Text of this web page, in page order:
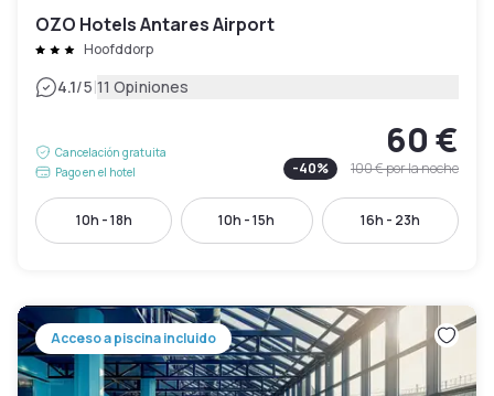
OZO Hotels Antares Airport
Hoofddorp
4.1/5|11 Opiniones
Cancelación gratuita
Pago en el hotel
60 €
-40% 100 €por la noche
10h - 18h 10h - 15h 16h - 23h
Acceso a piscina incluido